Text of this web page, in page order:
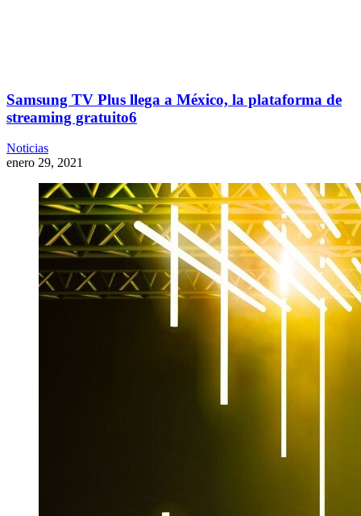
Samsung TV Plus llega a México, la plataforma de
streaming gratuito6
Noticias
enero 29, 2021